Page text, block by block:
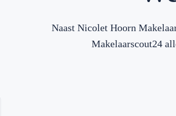
Naast Nicolet Hoorn
Makelaarscout24